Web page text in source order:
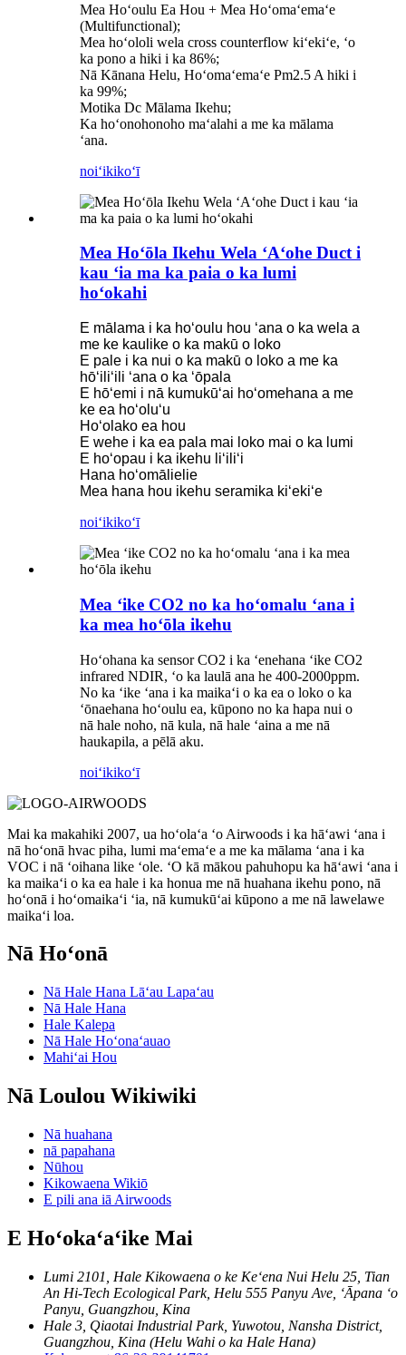
Mea Hoʻoulu Ea Hou + Mea Hoʻomaʻemaʻe
(Multifunctional);
Mea hoʻololi wela cross counterflow kiʻekiʻe, ʻo
ka pono a hiki i ka 86%;
Nā Kānana Helu, Hoʻomaʻemaʻe Pm2.5 A hiki i
ka 99%;
Motika Dc Mālama Ikehu;
Ka hoʻonohonoho maʻalahi a me ka mālama
ʻana.
noiʻikikoʻī
Mea Hoʻōla Ikehu Wela ʻAʻohe Duct i
kau ʻia ma ka paia o ka lumi
hoʻokahi
E mālama i ka hoʻoulu hou ʻana o ka wela a
me ke kaulike o ka makū o loko
E pale i ka nui o ka makū o loko a me ka
hōʻiliʻili ʻana o ka ʻōpala
E hōʻemi i nā kumukūʻai hoʻomehana a me
ke ea hoʻoluʻu
Hoʻolako ea hou
E wehe i ka ea pala mai loko mai o ka lumi
E hoʻopau i ka ikehu liʻiliʻi
Hana hoʻomālielie
Mea hana hou ikehu seramika kiʻekiʻe
noiʻikikoʻī
Mea ʻike CO2 no ka hoʻomalu ʻana i
ka mea hoʻōla ikehu
Hoʻohana ka sensor CO2 i ka ʻenehana ʻike CO2
infrared NDIR, ʻo ka laulā ana he 400-2000ppm.
No ka ʻike ʻana i ka maikaʻi o ka ea o loko o ka
ʻōnaehana hoʻoulu ea, kūpono no ka hapa nui o
nā hale noho, nā kula, nā hale ʻaina a me nā
haukapila, a pēlā aku.
noiʻikikoʻī
Mai ka makahiki 2007, ua hoʻolaʻa ʻo Airwoods i ka hāʻawi ʻana i
nā hoʻonā hvac piha, lumi maʻemaʻe a me ka mālama ʻana i ka
VOC i nā ʻoihana like ʻole. ʻO kā mākou pahuhopu ka hāʻawi ʻana i
ka maikaʻi o ka ea hale i ka honua me nā huahana ikehu pono, nā
hoʻonā i hoʻomaikaʻi ʻia, nā kumukūʻai kūpono a me nā lawelawe
maikaʻi loa.
Nā Hoʻonā
Nā Hale Hana Lāʻau Lapaʻau
Nā Hale Hana
Hale Kalepa
Nā Hale Hoʻonaʻauao
Mahiʻai Hou
Nā Loulou Wikiwiki
Nā huahana
nā papahana
Nūhou
Kikowaena Wikiō
E pili ana iā Airwoods
E Hoʻokaʻaʻike Mai
Lumi 2101, Hale Kikowaena o ke Keʻena Nui Helu 25, Tian
An Hi-Tech Ecological Park, Helu 555 Panyu Ave, ʻĀpana ʻo
Panyu, Guangzhou, Kina
Hale 3, Qiaotai Industrial Park, Yuwotou, Nansha District,
Guangzhou, Kina (Helu Wahi o ka Hale Hana)